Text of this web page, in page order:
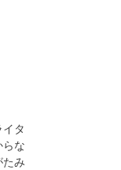
タ
らな
たみ